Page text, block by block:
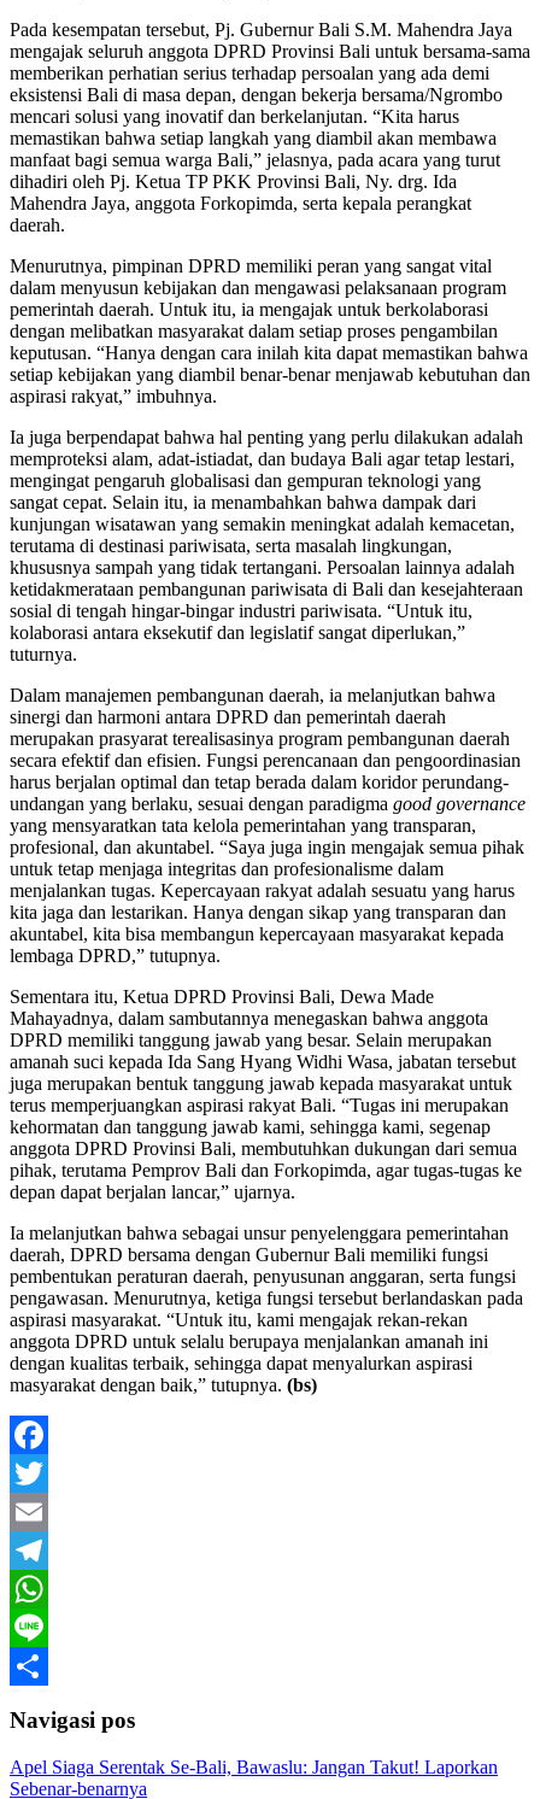
Pada kesempatan tersebut, Pj. Gubernur Bali S.M. Mahendra Jaya
mengajak seluruh anggota DPRD Provinsi Bali untuk bersama-sama
memberikan perhatian serius terhadap persoalan yang ada demi
eksistensi Bali di masa depan, dengan bekerja bersama/Ngrombo
mencari solusi yang inovatif dan berkelanjutan. “Kita harus
memastikan bahwa setiap langkah yang diambil akan membawa
manfaat bagi semua warga Bali,” jelasnya, pada acara yang turut
dihadiri oleh Pj. Ketua TP PKK Provinsi Bali, Ny. drg. Ida
Mahendra Jaya, anggota Forkopimda, serta kepala perangkat
daerah.
Menurutnya, pimpinan DPRD memiliki peran yang sangat vital
dalam menyusun kebijakan dan mengawasi pelaksanaan program
pemerintah daerah. Untuk itu, ia mengajak untuk berkolaborasi
dengan melibatkan masyarakat dalam setiap proses pengambilan
keputusan. “Hanya dengan cara inilah kita dapat memastikan bahwa
setiap kebijakan yang diambil benar-benar menjawab kebutuhan dan
aspirasi rakyat,” imbuhnya.
Ia juga berpendapat bahwa hal penting yang perlu dilakukan adalah
memproteksi alam, adat-istiadat, dan budaya Bali agar tetap lestari,
mengingat pengaruh globalisasi dan gempuran teknologi yang
sangat cepat. Selain itu, ia menambahkan bahwa dampak dari
kunjungan wisatawan yang semakin meningkat adalah kemacetan,
terutama di destinasi pariwisata, serta masalah lingkungan,
khususnya sampah yang tidak tertangani. Persoalan lainnya adalah
ketidakmerataan pembangunan pariwisata di Bali dan kesejahteraan
sosial di tengah hingar-bingar industri pariwisata. “Untuk itu,
kolaborasi antara eksekutif dan legislatif sangat diperlukan,”
tuturnya.
Dalam manajemen pembangunan daerah, ia melanjutkan bahwa
sinergi dan harmoni antara DPRD dan pemerintah daerah
merupakan prasyarat terealisasinya program pembangunan daerah
secara efektif dan efisien. Fungsi perencanaan dan pengoordinasian
harus berjalan optimal dan tetap berada dalam koridor perundang-
undangan yang berlaku, sesuai dengan paradigma good governance
yang mensyaratkan tata kelola pemerintahan yang transparan,
profesional, dan akuntabel. “Saya juga ingin mengajak semua pihak
untuk tetap menjaga integritas dan profesionalisme dalam
menjalankan tugas. Kepercayaan rakyat adalah sesuatu yang harus
kita jaga dan lestarikan. Hanya dengan sikap yang transparan dan
akuntabel, kita bisa membangun kepercayaan masyarakat kepada
lembaga DPRD,” tutupnya.
Sementara itu, Ketua DPRD Provinsi Bali, Dewa Made
Mahayadnya, dalam sambutannya menegaskan bahwa anggota
DPRD memiliki tanggung jawab yang besar. Selain merupakan
amanah suci kepada Ida Sang Hyang Widhi Wasa, jabatan tersebut
juga merupakan bentuk tanggung jawab kepada masyarakat untuk
terus memperjuangkan aspirasi rakyat Bali. “Tugas ini merupakan
kehormatan dan tanggung jawab kami, sehingga kami, segenap
anggota DPRD Provinsi Bali, membutuhkan dukungan dari semua
pihak, terutama Pemprov Bali dan Forkopimda, agar tugas-tugas ke
depan dapat berjalan lancar,” ujarnya.
Ia melanjutkan bahwa sebagai unsur penyelenggara pemerintahan
daerah, DPRD bersama dengan Gubernur Bali memiliki fungsi
pembentukan peraturan daerah, penyusunan anggaran, serta fungsi
pengawasan. Menurutnya, ketiga fungsi tersebut berlandaskan pada
aspirasi masyarakat. “Untuk itu, kami mengajak rekan-rekan
anggota DPRD untuk selalu berupaya menjalankan amanah ini
dengan kualitas terbaik, sehingga dapat menyalurkan aspirasi
masyarakat dengan baik,” tutupnya. (bs)
Facebook
Twitter
Email
Telegram
WhatsApp
Line
Navigasi pos
Apel Siaga Serentak Se-Bali, Bawaslu: Jangan Takut! Laporkan
Sebenar-benarnya